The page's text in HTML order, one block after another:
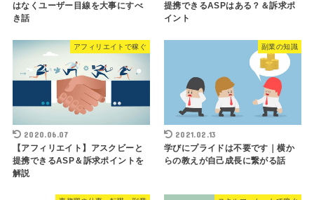
はなくユーザー目線を大事にすべ
き話
提携できるASPはある？＆訴求ポ
イント
アフィリエイトで稼ぐ
2020.06.07
【アフィリエイト】アスクビーと
提携できるASP＆訴求ポイントを
解説
副業の知識
2021.02.13
学びにプライドは不要です｜横か
らの教えが自己成長に繋がる話